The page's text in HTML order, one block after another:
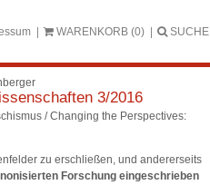
WARENKORB (0) SUCHE
3/2016
/ Changing the Perspectives:
zu erschließen, und andererseits
Forschung eingeschrieben